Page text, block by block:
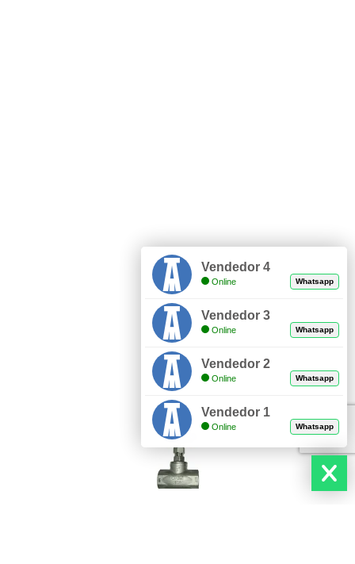
Vendedor 4
Online Whatsapp
Vendedor 3
Online Whatsapp
Vendedor 2
Online Whatsapp
Vendedor 1
Online Whatsapp